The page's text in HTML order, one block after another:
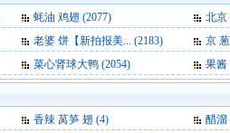
蚝油 鸡翅 (2077)
北京
老婆 饼【新拍报美... (2183)
京
菜心肾球大鸭 (2054) 果酱
香辣 莴笋 翅 (4)
醋溜